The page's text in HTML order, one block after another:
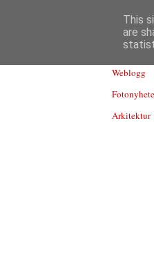
Weblogg
Arkitektur
This
are